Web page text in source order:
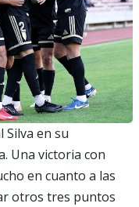
Silva en su
Una victoria con
en cuanto a las
otros tres puntos